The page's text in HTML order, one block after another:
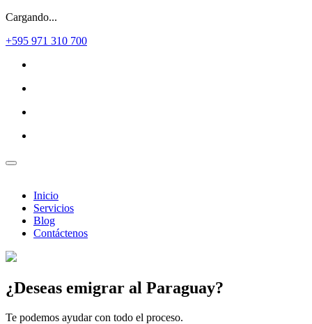
Cargando...
+595 971 310 700
Inicio
Servicios
Blog
Contáctenos
¿Deseas emigrar al Paraguay?
Te podemos ayudar con todo el proceso.